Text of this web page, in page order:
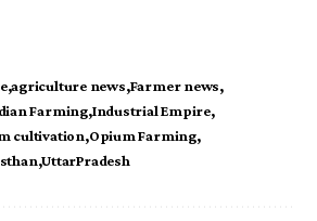
agriculture news Farmer news
Farming Industrial Empire
cultivation Opium Farming
UttarPradesh